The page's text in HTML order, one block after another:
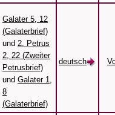
Galater 5, 12
(Galaterbrief)
und 2. Petrus
2, 22 (Zweiter
Petrusbrief)
und Galater 1,
8
(Galaterbrief)
deutsch